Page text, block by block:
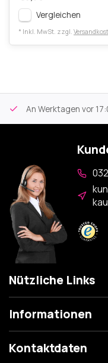
Vergleichen
* Inkl. MwSt. zzgl.
An Werktagen vor
Nützliche Links
Informationen
Kontaktdaten